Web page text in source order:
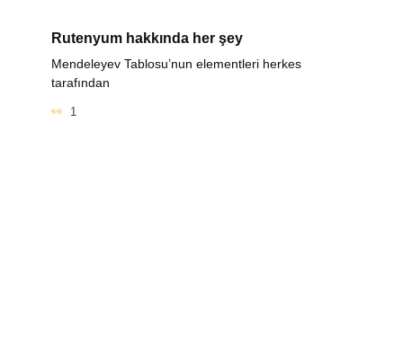
Rutenyum hakkında her şey
Mendeleyev Tablosu’nun elementleri herkes
tarafından
1